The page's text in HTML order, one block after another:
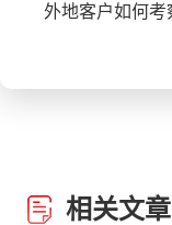
相关文章